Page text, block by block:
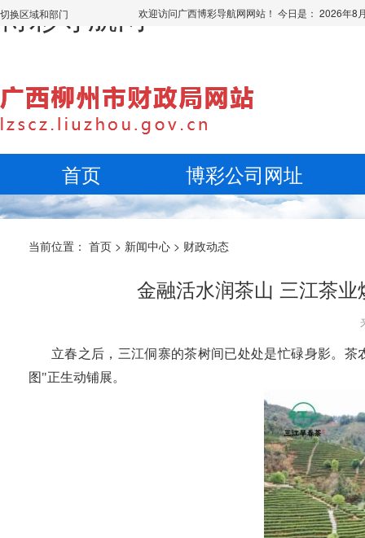
博彩导航网
切换区域和部门 欢迎访问广西博彩导航网网站！ 今日是： 2026年
首页 博彩公司网址
当前位置： 首页 > 新闻中心 > 财政动态
金融活水润茶山 三江茶
立春之后，三江侗寨的茶树间已处处是忙碌身影。
图"正生动铺展。